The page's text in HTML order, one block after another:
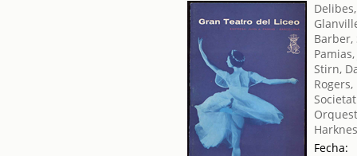
Barber,
Stirn,
Fecha: